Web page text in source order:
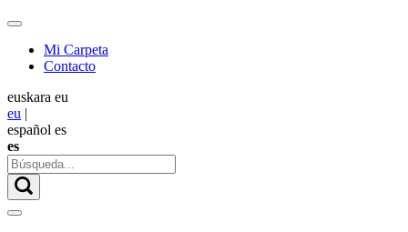
Mi Carpeta
Contacto
euskara eu
eu |
español es
es